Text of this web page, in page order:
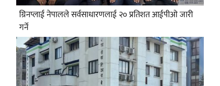
ग्रिनप्लाई नेपालले सर्वसाधारणलाई २० प्रतिशत आईपीओ जारी
गर्ने